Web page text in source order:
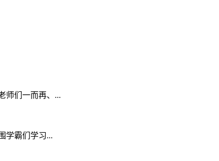
师们一而再、...
学霸们学习...